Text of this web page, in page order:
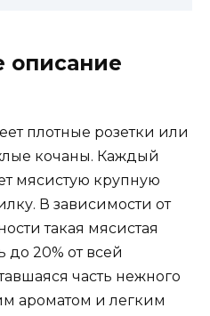
описание
плотные розетки или
кочаны. Каждый
мясистую крупную
В зависимости от
такая мясистая
до 20% от всей
часть нежного
ароматом и легким